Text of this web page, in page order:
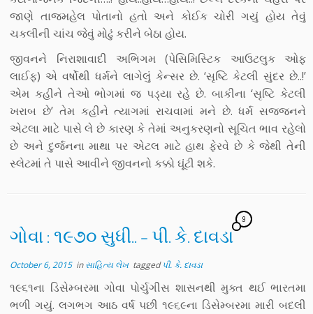
જાણે તાજમહેલ પોતાનો હતો અને કોઈક ચોરી ગયું હોય તેવું
ચકલીની ચાંચ જેવું મોઢું કરીને બેઠા હોય.
જીવનને નિરાશાવાદી અભિગમ (પેસિમિસ્ટિક આઉટલુક ઓફ
લાઈફ) એ વર્ષોથી ધર્મને લાગેલું કેન્સર છે. ‘સૃષ્ટિ કેટલી સુંદર છે..!’
એમ કહીને તેઓ ભોગમાં જ પડ્યા રહે છે. બાકીના ‘સૃષ્ટિ કેટલી
ખરાબ છે’ તેમ કહીને ત્યાગમાં રાચવામાં મને છે. ધર્મ સજ્જનને
એટલા માટે પાસે લે છે કારણ કે તેમાં અનુકરણનો સૂચિત ભાવ રહેલો
છે અને દુર્જનના માથા પર એટલ માટે હાથ ફેરવે છે કે જેથી તેની
સ્લેટમાં તે પાસે આવીને જીવનનો કક્કો ઘૂંટી શકે.
ગોવા : ૧૯૭૦ સુધી.. – પી. કે. દાવડા
9
October 6, 2015inસાહિત્ય લેખ taggedપી. કે. દાવડા
૧૯૬૧ના ડિસેમ્બરમા ગોવા પોર્ચુગીસ શાસનથી મુક્ત થઈ ભારતમા
ભળી ગયું. લગભગ આઠ વર્ષ પછી ૧૯૬૯ના ડિસેમ્બરમા મારી બદલી